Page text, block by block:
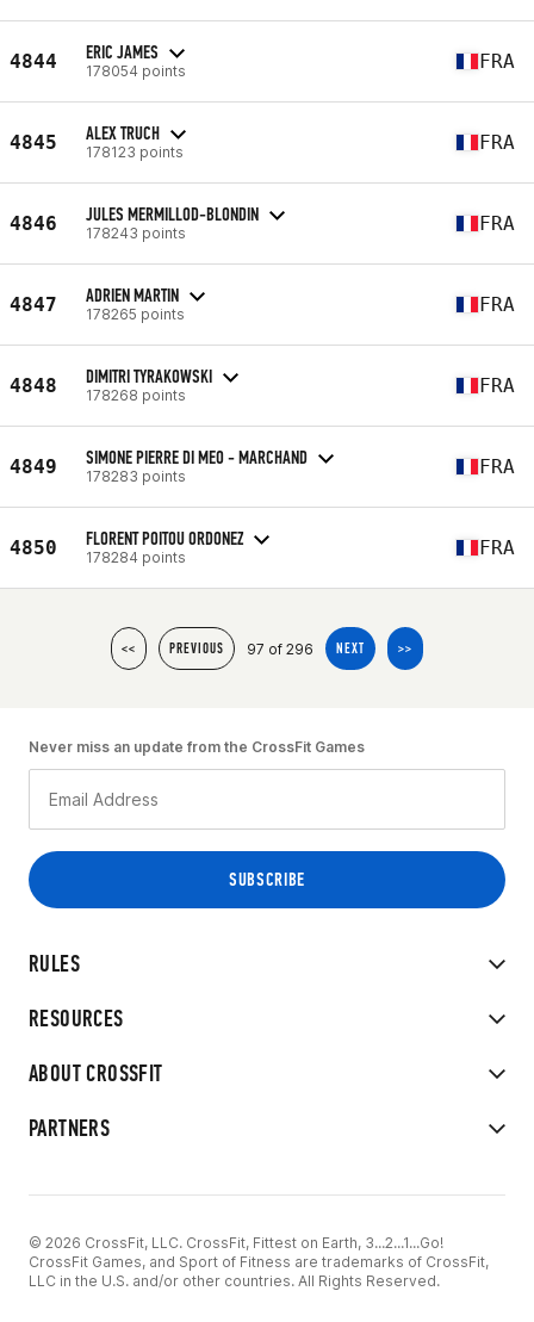
4844 ERIC JAMES
178054 points FRA
4845 ALEX TRUCH
178123 points FRA
4846 JULES MERMILLOD-BLONDIN
178243 points FRA
4847 ADRIEN MARTIN
178265 points FRA
4848 DIMITRI TYRAKOWSKI
178268 points FRA
4849 SIMONE PIERRE DI MEO - MARCHAND
178283 points FRA
4850 FLORENT POITOU ORDONEZ
178284 points FRA
<< PREVIOUS 97 of 296 NEXT >>
RULES
RESOURCES
ABOUT CROSSFIT
PARTNERS
Never miss an update from the CrossFit Games
© 2026 CrossFit, LLC. CrossFit, Fittest on Earth, 3...2...1...Go!
CrossFit Games, and Sport of Fitness are trademarks of CrossFit,
LLC in the U.S. and/or other countries. All Rights Reserved.